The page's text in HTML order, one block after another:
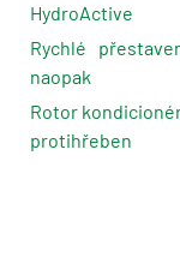
HydroActive
Rychlé
naopak
Rotor
protihřeben